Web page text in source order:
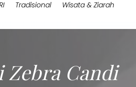
Tradisional Wisata & Ziarah
Zebra Candi